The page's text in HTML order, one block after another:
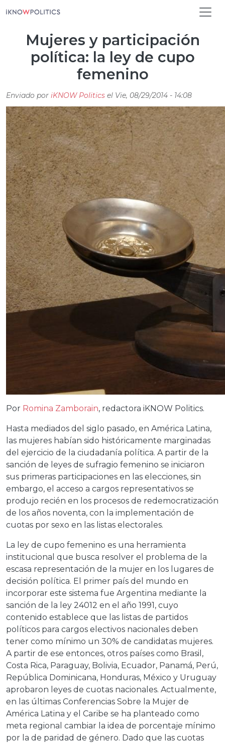
Mujeres y participación
política: la ley de cupo
femenino
Enviado por iKNOW Politics el Vie, 08/29/2014 - 14:08
Por Romina Zamborain, redactora iKNOW Politics.
Hasta mediados del siglo pasado, en América Latina,
las mujeres habían sido históricamente marginadas
del ejercicio de la ciudadanía política. A partir de la
sanción de leyes de sufragio femenino se iniciaron
sus primeras participaciones en las elecciones, sin
embargo, el acceso a cargos representativos se
produjo recién en los procesos de redemocratización
de los años noventa, con la implementación de
cuotas por sexo en las listas electorales.
La ley de cupo femenino es una herramienta
institucional que busca resolver el problema de la
escasa representación de la mujer en los lugares de
decisión política. El primer país del mundo en
incorporar este sistema fue Argentina mediante la
sanción de la ley 24012 en el año 1991, cuyo
contenido establece que las listas de partidos
políticos para cargos electivos nacionales deben
tener como mínimo un 30% de candidatas mujeres.
A partir de ese entonces, otros países como Brasil,
Costa Rica, Paraguay, Bolivia, Ecuador, Panamá, Perú,
República Dominicana, Honduras, México y Uruguay
aprobaron leyes de cuotas nacionales. Actualmente,
en las últimas Conferencias Sobre la Mujer de
América Latina y el Caribe se ha planteado como
meta regional cambiar la idea de porcentaje mínimo
por la de paridad de género. Dado que las cuotas